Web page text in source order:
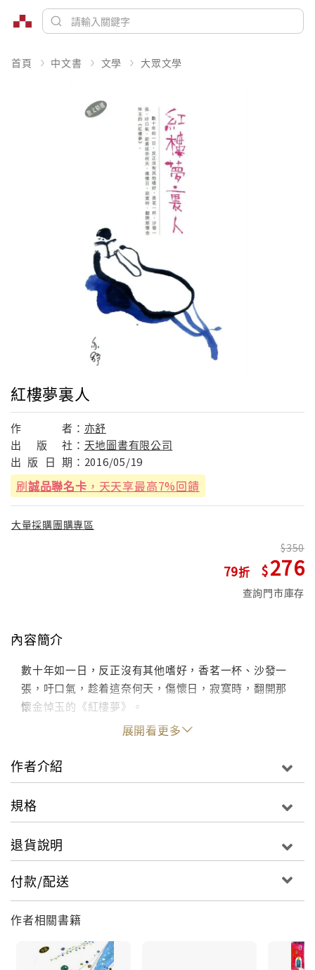
首頁 中文書 文學 大眾文學
紅樓夢裏人
作 者： 亦舒
出
版 社： 天地圖書有限公司
出 版 日 期： 2016/05/19
刷誠品聯名卡 ，天天享最高7%回饋
大量採購團購專區
79
350
276
查詢門市庫存
內容簡介
數十年如一日，反正沒有其他嗜好，香茗一杯、沙發一
張，吁口氣，趁着這奈何天，傷懷日，寂寞時，翻開那
懷金悼玉的《紅樓夢》。
展開看更多
作者介紹
規格
退貨說明
付款/配送
作者相關書籍